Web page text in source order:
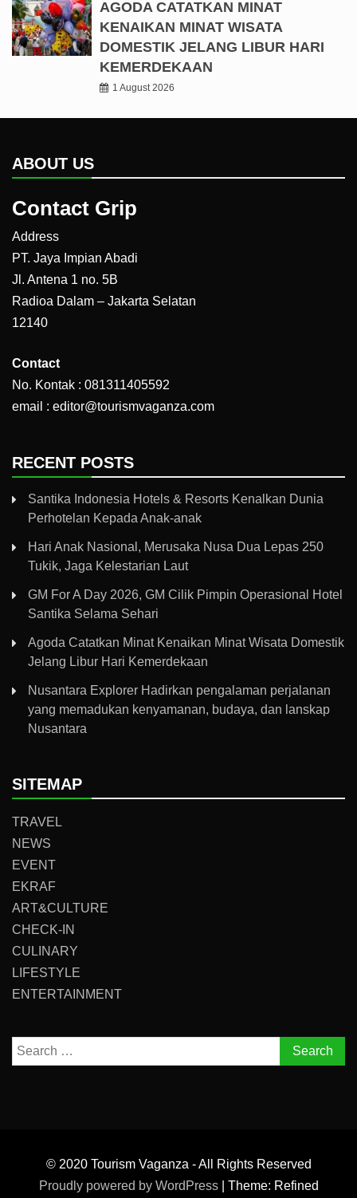
AGODA CATATKAN MINAT
KENAIKAN MINAT WISATA
DOMESTIK JELANG LIBUR HARI
KEMERDEKAAN
1 August 2026
ABOUT US
Contact Grip
Address
PT. Jaya Impian Abadi
Jl. Antena 1 no. 5B
Radioa Dalam – Jakarta Selatan
12140
Contact
No. Kontak : 081311405592
email : editor@tourismvaganza.com
RECENT POSTS
Santika Indonesia Hotels & Resorts Kenalkan Dunia
Perhotelan Kepada Anak-anak
Hari Anak Nasional, Merusaka Nusa Dua Lepas 250
Tukik, Jaga Kelestarian Laut
GM For A Day 2026, GM Cilik Pimpin Operasional Hotel
Santika Selama Sehari
Agoda Catatkan Minat Kenaikan Minat Wisata Domestik
Jelang Libur Hari Kemerdekaan
Nusantara Explorer Hadirkan pengalaman perjalanan
yang memadukan kenyamanan, budaya, dan lanskap
Nusantara
SITEMAP
TRAVEL
NEWS
EVENT
EKRAF
ART&CULTURE
CHECK-IN
CULINARY
LIFESTYLE
ENTERTAINMENT
Search
for:
© 2020 Tourism Vaganza - All Rights Reserved
Proudly powered by WordPress
Theme: Refined